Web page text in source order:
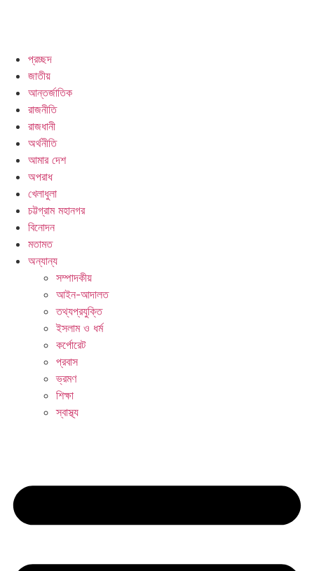
প্রচ্ছদ
জাতীয়
আন্তর্জাতিক
রাজনীতি
রাজধানী
অর্থনীতি
আমার দেশ
অপরাধ
খেলাধুলা
চট্টগ্রাম মহানগর
বিনোদন
মতামত
অন্যান্য
সম্পাদকীয়
আইন-আদালত
তথ্যপ্রযুক্তি
ইসলাম ও ধর্ম
কর্পোরেট
প্রবাস
ভ্রমণ
শিক্ষা
স্বাস্থ্য